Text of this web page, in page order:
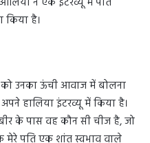
है।
को उनका ऊंची आवाज में बोलना
हालिया इंटरव्यू में किया है।
के पास वह कौन सी चीज है, जो
मेरे पति एक शांत स्वभाव वाले